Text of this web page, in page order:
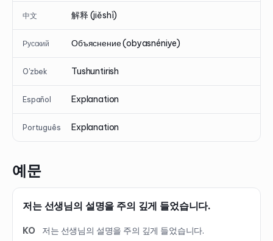
中文 解释 (jiěshì)
Русский Объяснение (obyasnéniye)
O'zbek Tushuntirish
Español Explanation
Português Explanation
예문
저는 선생님의 설명을 주의 깊게 들었습니다.
KO
저는 선생님의 설명을 주의 깊게 들었습니다.